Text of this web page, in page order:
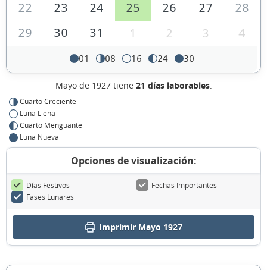
22
23 24 25 26 27
28
29
30 31 1 2 3 4
01 08 16 24 30
Mayo de 1927 tiene 21 días laborables.
Cuarto Creciente
Luna Llena
Cuarto Menguante
Luna Nueva
Opciones de visualización:
Días Festivos
Fechas Importantes
Fases Lunares
Imprimir Mayo 1927